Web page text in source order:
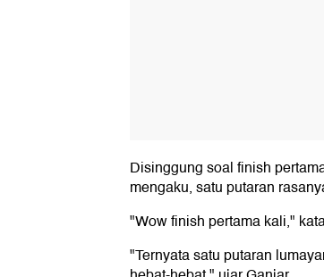
Disinggung soal finish
mengaku, satu putaran
"Wow finish pertama kali,"
"Ternyata satu putaran